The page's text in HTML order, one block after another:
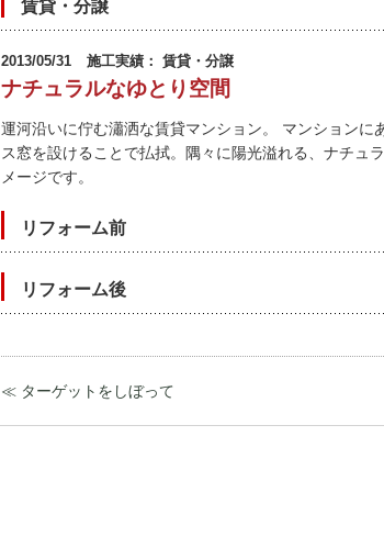
賃貸・分譲
2013/05/31 施工実績： 賃貸・分譲
ナチュラルなゆとり空間
運河沿いに佇む瀟洒な賃貸マンション。 マンション
ス窓を設けることで払拭。隅々に陽光溢れる、ナチュ
メージです。
リフォーム前
リフォーム後
≪ ターゲットをしぼって